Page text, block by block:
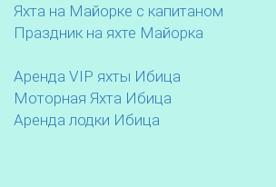
Яхта на Майорке с капитаном
Праздник на яхте Майорка
Аренда VIP яхты Ибица
Моторная Яхта Ибица
Аренда лодки Ибица